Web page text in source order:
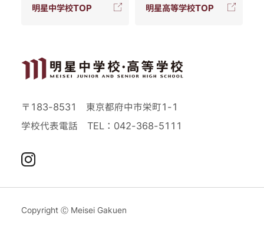
明星中学校TOP 明星高等学校TOP
〒183-8531 東京都府中市栄町1-1
学校代表電話 TEL：042-368-5111
Instagram
Copyright Ⓒ Meisei Gakuen